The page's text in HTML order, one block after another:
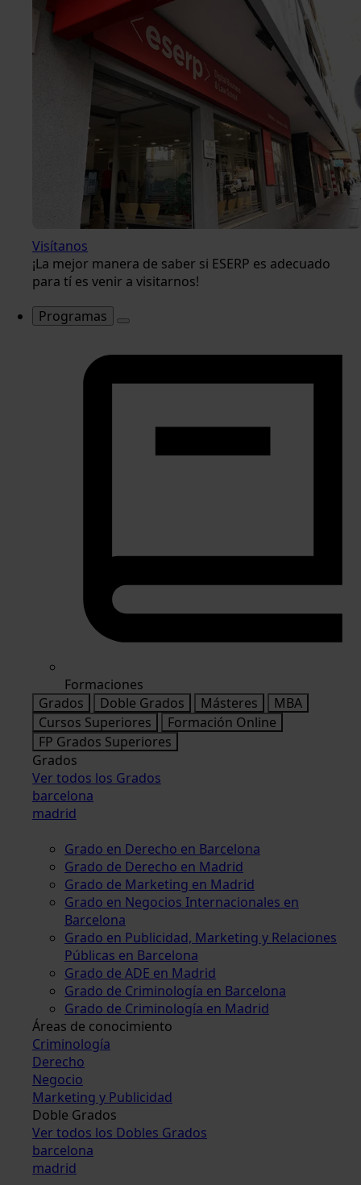
Visítanos
¡La mejor manera de saber si ESERP es adecuado
para tí es venir a visitarnos!
Programas
Formaciones
Grados
Doble Grados Másteres
MBA
Cursos Superiores
Formación Online
FP Grados Superiores
Grados
Ver todos los Grados
barcelona
madrid
Grado en Derecho en Barcelona
Grado de Derecho en Madrid
Grado de Marketing en Madrid
Grado en Negocios Internacionales en
Barcelona
Grado en Publicidad, Marketing y Relaciones
Públicas en Barcelona
Grado de ADE en Madrid
Grado de Criminología en Barcelona
Grado de Criminología en Madrid
Áreas de conocimiento
Criminología
Derecho
Negocio
Marketing y Publicidad
Doble Grados
Ver todos los Dobles Grados
barcelona
madrid